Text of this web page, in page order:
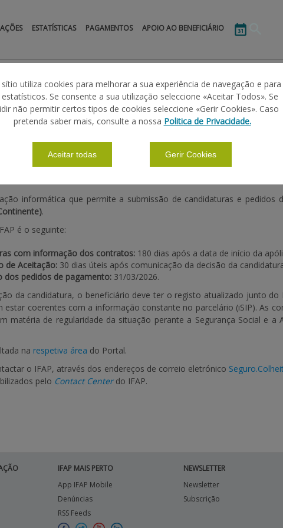
ESTATÍSTICAS PAGAMENTOS APOIO AO BENEFICIÁRIO
2025 - CONTINENTE
informática que permite a submissão de candidaturas e
.
é o seguinte:
com informação dos contratos: 180 dias após a data de início da
de Aceitação: 30 dias úteis após comunicação da decisão da
dos pedidos de pagamento: 31/03/2026.
da candidatura, o beneficiário deve ter o registo atualizado junto
estar coerentes com a informação constante no parcelário (iSIP). As
matéria de regularidade da situação perante a Segurança Social e a
na respetiva área do Portal.
o IFAP, através dos endereços de correio eletrónico
pelo Contact Centerdo IFAP.
IFAP MAIS PERTO
App IFAP Mobile
Denúncias
RSS Feeds
NEWSLETTER
Newsletter
Subscrição
sítio utiliza cookies para melhorar a sua experiência de navegação e para
Se consente a sua utilização seleccione «Aceitar Todos». Se
não permitir certos tipos de cookies seleccione «Gerir Cookies». Caso
pretenda saber mais, consulte a nossa Politica de Privacidade.
Aceitar todas Gerir Cookies